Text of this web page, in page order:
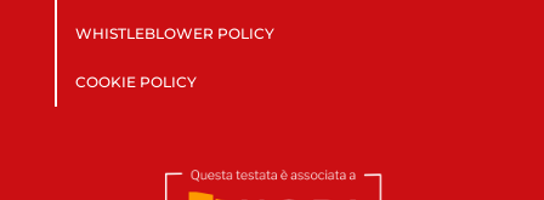
WHISTLEBLOWER POLICY
COOKIE POLICY